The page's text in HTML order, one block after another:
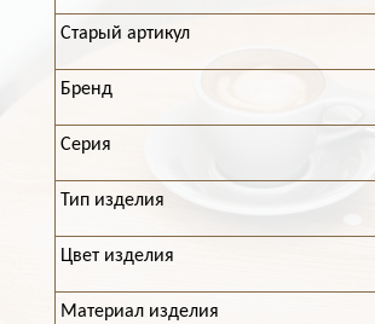
Старый артикул
Бренд
Серия
Тип изделия
Цвет изделия
Материал изделия